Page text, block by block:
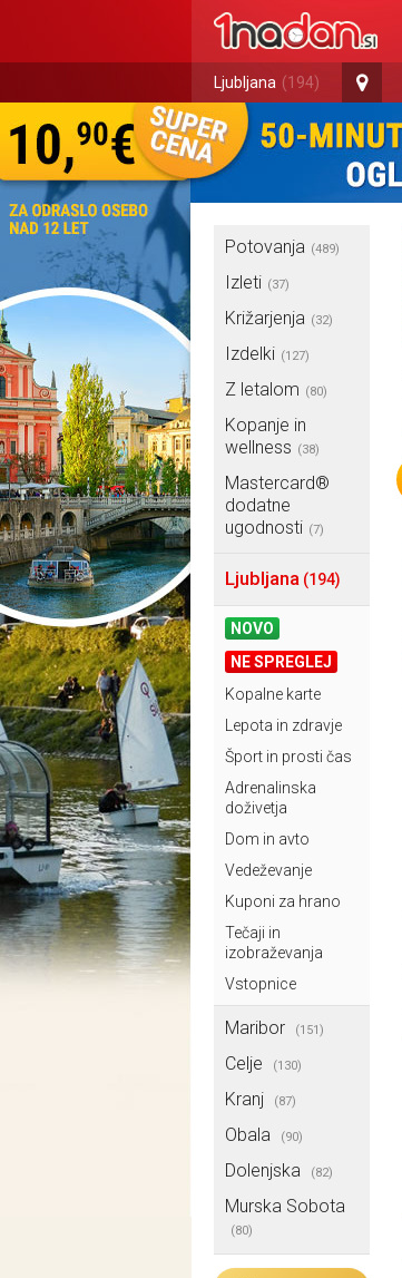
Ljubljana (194)
Potovanja (489)
Izleti (37)
Križarjenja (32)
Izdelki (127)
Z letalom (80)
Kopanje in
wellness (38)
Mastercard®
dodatne
ugodnosti (7)
Ljubljana (194)
NOVO
NE SPREGLEJ
Kopalne karte
Lepota in zdravje
Šport in prosti čas
Adrenalinska
doživetja
Dom in avto
Vedeževanje
Kuponi za hrano
Tečaji in
izobraževanja
Vstopnice
Maribor (151)
Celje (130)
Kranj (87)
Obala (90)
Dolenjska (82)
Murska Sobota
(80)